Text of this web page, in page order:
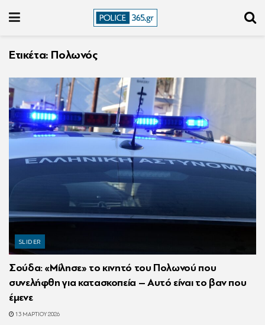
Ετικέτα: Πολωνός
SLIDER
Σούδα: «Μίλησε» το κινητό του Πολωνού που
συνελήφθη για κατασκοπεία – Αυτό είναι το βαν που
έμενε
13 ΜΑΡΤΊΟΥ 2026